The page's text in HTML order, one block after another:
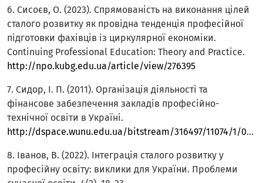
6. Сисоєв, О. (2023). Спрямованість на виконання цілей
сталого розвитку як провідна тенденція професійної
підготовки фахівців із циркулярної економіки.
Continuing Professional Education: Theory and Practice.
http://npo.kubg.edu.ua/article/view/276395
7. Сидор, І. П. (2011). Організація діяльності та
фінансове забезпечення закладів професійно-
технічної освіти в Україні.
http://dspace.wunu.edu.ua/bitstream/316497/11074/1/005sidor.pdf
8. Іванов, В. (2022). Інтеграція сталого розвитку у
професійну освіту: виклики для України. Проблеми